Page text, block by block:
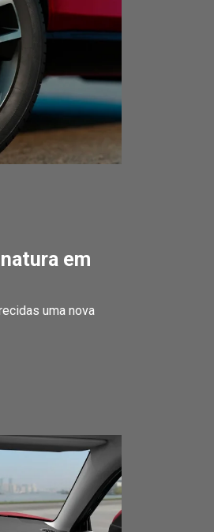
em
uma nova